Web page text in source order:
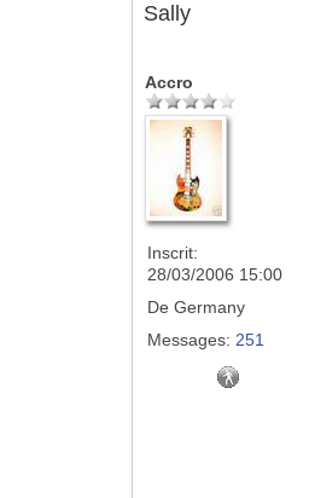
Sally
Accro
Inscrit:
28/03/2006 15:00
De Germany
Messages: 251